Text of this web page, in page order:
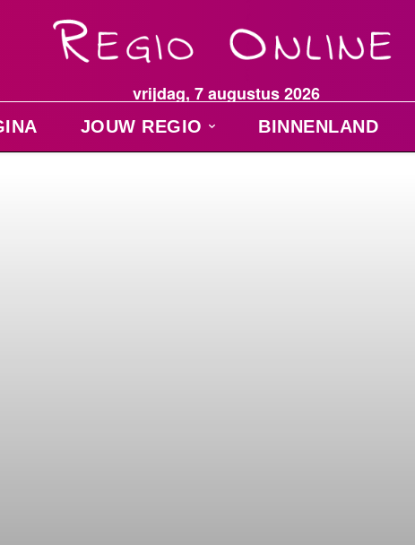
vrijdag, 7 augustus 2026
JOUW REGIO BINNENLAND